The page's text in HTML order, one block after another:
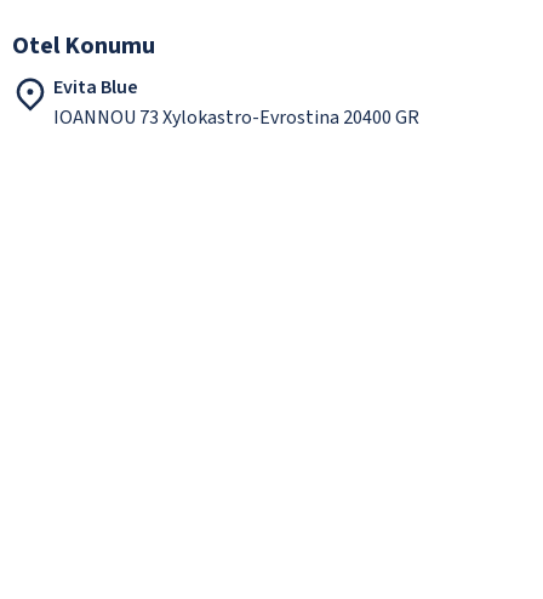
Otel Konumu
Evita Blue
IOANNOU 73 Xylokastro-Evrostina 20400 GR